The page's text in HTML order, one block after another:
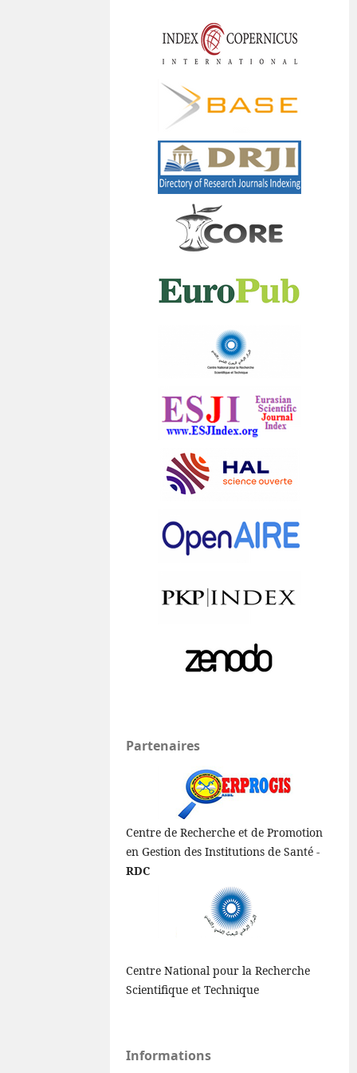
Partenaires
Centre de Recherche et de Promotion
en Gestion des Institutions de Santé -
RDC
Centre National pour la Recherche
Scientifique et Technique
Informations